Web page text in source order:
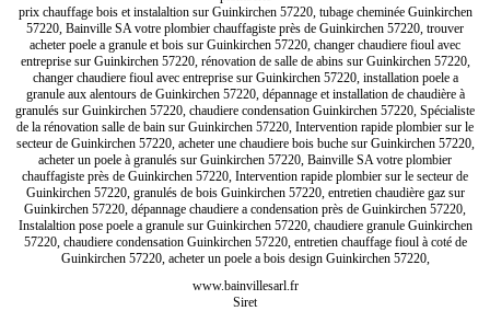
prix chauffage bois et instalaltion sur Guinkirchen 57220, tubage cheminée Guinkirchen
57220, Bainville SA votre plombier chauffagiste près de Guinkirchen 57220, trouver
acheter poele a granule et bois sur Guinkirchen 57220, changer chaudiere fioul avec
entreprise sur Guinkirchen 57220, rénovation de salle de abins sur Guinkirchen 57220,
changer chaudiere fioul avec entreprise sur Guinkirchen 57220, installation poele a
granule aux alentours de Guinkirchen 57220, dépannage et installation de chaudière à
granulés sur Guinkirchen 57220, chaudiere condensation Guinkirchen 57220, Spécialiste
de la rénovation salle de bain sur Guinkirchen 57220, Intervention rapide plombier sur le
secteur de Guinkirchen 57220, acheter une chaudiere bois buche sur Guinkirchen 57220,
acheter un poele à granulés sur Guinkirchen 57220, Bainville SA votre plombier
chauffagiste près de Guinkirchen 57220, Intervention rapide plombier sur le secteur de
Guinkirchen 57220, granulés de bois Guinkirchen 57220, entretien chaudière gaz sur
Guinkirchen 57220, dépannage chaudiere a condensation près de Guinkirchen 57220,
Instalaltion pose poele a granule sur Guinkirchen 57220, chaudiere granule Guinkirchen
57220, chaudiere condensation Guinkirchen 57220, entretien chauffage fioul à coté de
Guinkirchen 57220, acheter un poele a bois design Guinkirchen 57220,
www.bainvillesarl.fr
Siret